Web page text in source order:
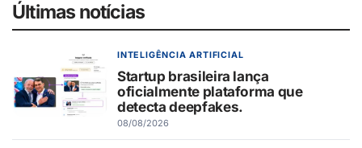
Últimas notícias
INTELIGÊNCIA ARTIFICIAL
Startup brasileira lança
oficialmente plataforma que
detecta deepfakes.
08/08/2026